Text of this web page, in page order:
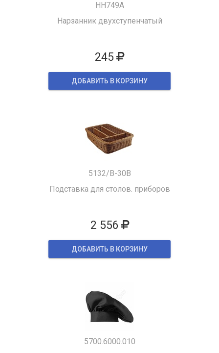
HH749A
Нарзанник двухступенчатый
245
ДОБАВИТЬ В КОРЗИНУ
5132/B-30B
Подставка для столов. приборов
2 556
ДОБАВИТЬ В КОРЗИНУ
5700.6000.010